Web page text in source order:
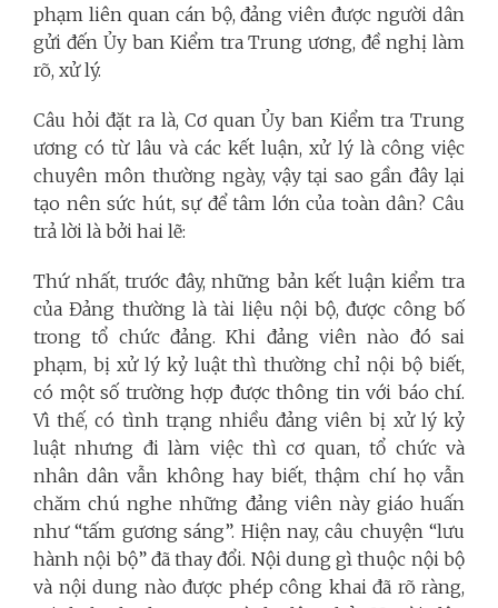
phạm liên quan cán bộ, đảng viên được người dân
gửi đến Ủy ban Kiểm tra Trung ương, đề nghị làm
rõ, xử lý.
Câu hỏi đặt ra là, Cơ quan Ủy ban Kiểm tra Trung
ương có từ lâu và các kết luận, xử lý là công việc
chuyên môn thường ngày, vậy tại sao gần đây lại
tạo nên sức hút, sự để tâm lớn của toàn dân? Câu
trả lời là bởi hai lẽ:
Thứ nhất, trước đây, những bản kết luận kiểm tra
của Đảng thường là tài liệu nội bộ, được công bố
trong tổ chức đảng. Khi đảng viên nào đó sai
phạm, bị xử lý kỷ luật thì thường chỉ nội bộ biết,
có một số trường hợp được thông tin với báo chí.
Vì thế, có tình trạng nhiều đảng viên bị xử lý kỷ
luật nhưng đi làm việc thì cơ quan, tổ chức và
nhân dân vẫn không hay biết, thậm chí họ vẫn
chăm chú nghe những đảng viên này giáo huấn
như “tấm gương sáng”. Hiện nay, câu chuyện “lưu
hành nội bộ” đã thay đổi. Nội dung gì thuộc nội bộ
và nội dung nào được phép công khai đã rõ ràng,